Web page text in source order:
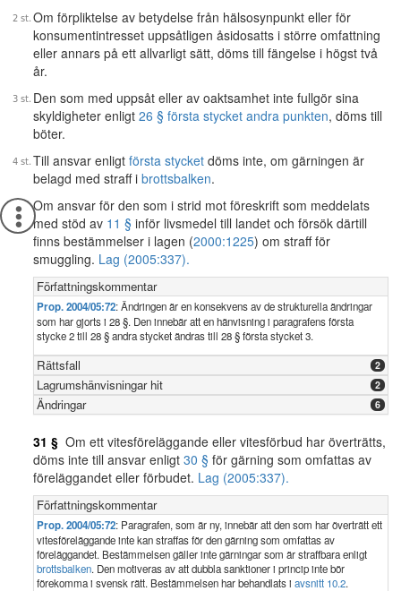
Om förpliktelse av betydelse från hälsosynpunkt eller för
konsumentintresset uppsåtligen åsidosatts i större omfattning
eller annars på ett allvarligt sätt, döms till fängelse i högst två
år.
Den som med uppsåt eller av oaktsamhet inte fullgör sina
skyldigheter enligt 26 § första stycket andra punkten, döms till
böter.
Till ansvar enligt första stycket döms inte, om gärningen är
belagd med straff i brottsbalken.
Om ansvar för den som i strid mot föreskrift som meddelats
med stöd av 11 § inför livsmedel till landet och försök därtill
finns bestämmelser i lagen (2000:1225) om straff för
smuggling. Lag (2005:337).
Författningskommentar
Prop. 2004/05:72: Ändringen är en konsekvens av de strukturella ändringar
som har gjorts i 28 §. Den innebär att en hänvisning i paragrafens första
stycke 2 till 28 § andra stycket ändras till 28 § första stycket 3.
Rättsfall 2
Lagrumshänvisningar hit 2
Ändringar 6
31 § Om ett vitesföreläggande eller vitesförbud har överträtts,
döms inte till ansvar enligt 30 § för gärning som omfattas av
föreläggandet eller förbudet. Lag (2005:337).
Författningskommentar
Prop. 2004/05:72: Paragrafen, som är ny, innebär att den som har överträtt ett
vitesföreläggande inte kan straffas för den gärning som omfattas av
föreläggandet. Bestämmelsen gäller inte gärningar som är straffbara enligt
brottsbalken. Den motiveras av att dubbla sanktioner i princip inte bör
förekomma i svensk rätt. Bestämmelsen har behandlats i avsnitt 10.2.